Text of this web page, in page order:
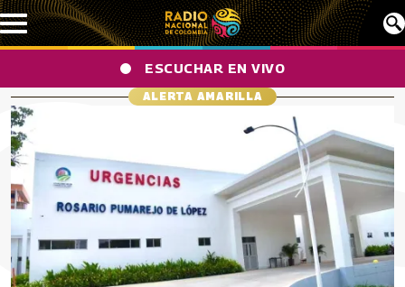
Pasar al contenido principal
ESCUCHAR EN VIVO
ALERTA AMARILLA